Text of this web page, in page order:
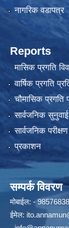
नागरिक वडापत्र
Reports
मासिक प्रगति
वार्षिक प्रगति
चौमासिक प्रगति
सार्वजनिक सुनुवाई
सार्वजनिक परीक्षण
प्रकाशन
सम्पर्क विवरण
मोबाईल: -
ईमेल: